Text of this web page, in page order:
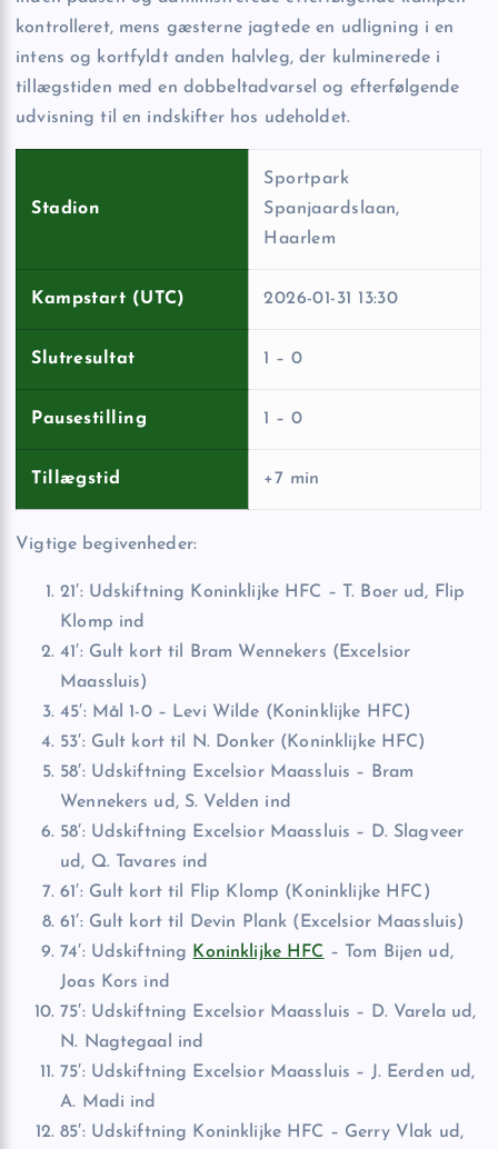
kontrolleret, mens gæsterne jagtede en udligning i en
intens og kortfyldt anden halvleg, der kulminerede i
tillægstiden med en dobbeltadvarsel og efterfølgende
udvisning til en indskifter hos udeholdet.
Stadion
Sportpark
Spanjaardslaan,
Haarlem
Kampstart (UTC) 2026-01-31 13:30
Slutresultat 1 – 0
Pausestilling 1 – 0
Tillægstid +7 min
Vigtige begivenheder:
21′: Udskiftning Koninklijke HFC – T. Boer ud, Flip
Klomp ind
41′: Gult kort til Bram Wennekers (Excelsior
Maassluis)
45′: Mål 1-0 – Levi Wilde (Koninklijke HFC)
53′: Gult kort til N. Donker (Koninklijke HFC)
58′: Udskiftning Excelsior Maassluis – Bram
Wennekers ud, S. Velden ind
58′: Udskiftning Excelsior Maassluis – D. Slagveer
ud, Q. Tavares ind
61′: Gult kort til Flip Klomp (Koninklijke HFC)
61′: Gult kort til Devin Plank (Excelsior Maassluis)
74′: Udskiftning Koninklijke HFC – Tom Bijen ud,
Joas Kors ind
75′: Udskiftning Excelsior Maassluis – D. Varela ud,
N. Nagtegaal ind
75′: Udskiftning Excelsior Maassluis – J. Eerden ud,
A. Madi ind
85′: Udskiftning Koninklijke HFC – Gerry Vlak ud,